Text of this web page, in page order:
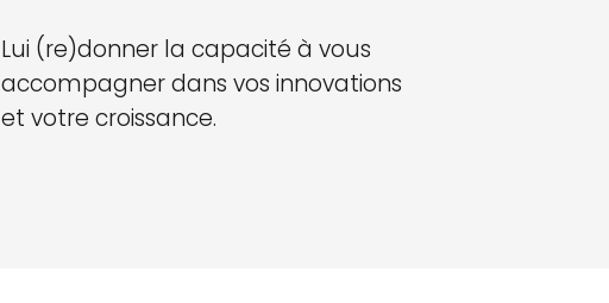
Lui (re)donner la capacité à vous
accompagner dans vos innovations
et votre croissance.